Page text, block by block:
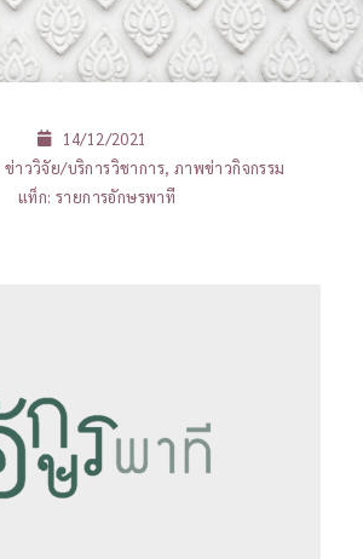
14/12/2021
ข่าววิจัย/บริการวิชาการ, ภาพข่าวกิจกรรม
แท็ก: รายการอักษรพาที